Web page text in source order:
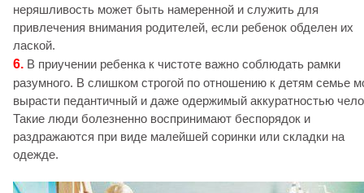
неряшливость может быть намеренной и служить для
привлечения внимания родителей, если ребенок обделен их
лаской.
6. В приучении ребенка к чистоте важно соблюдать рамки
разумного. В слишком строгой по отношению к детям семье
вырасти педантичный и даже одержимый аккуратностью
Такие люди болезненно воспринимают беспорядок и
раздражаются при виде малейшей соринки или складки на
одежде.